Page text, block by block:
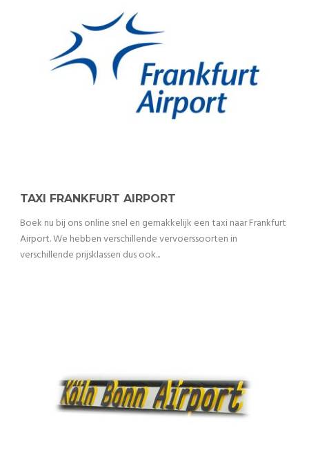
TAXI FRANKFURT AIRPORT
Boek nu bij ons online snel en gemakkelijk een taxi naar Frankfurt
Airport. We hebben verschillende vervoerssoorten in
verschillende prijsklassen dus ook...